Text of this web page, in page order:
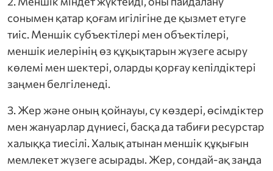
сонымен қатар қоғам игілігіне де қызмет етуге
тиіс. Меншік субъектілері мен объектілері,
меншік иелерінің өз құқықтарын жүзеге асыру
көлемі мен шектері, оларды қорғау кепілдіктері
заңмен белгіленеді.
3. Жер жəне оның қойнауы, су көздері, өсімдіктер
мен жануарлар дүниесі, басқа да табиғи ресурстар
халыққа тиесілі. Халық атынан меншік құқығын
мемлекет жүзеге асырады. Жер, сондай-ақ заңда